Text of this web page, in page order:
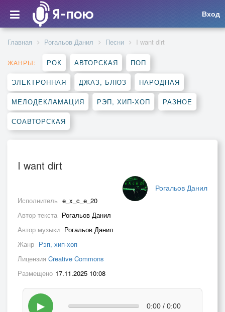
Вход
Главная Рогальов Данил Песни I want dirt
ЖАНРЫ: РОК АВТОРСКАЯ ПОП
ЭЛЕКТРОННАЯ ДЖАЗ, БЛЮЗ НАРОДНАЯ
МЕЛОДЕКЛАМАЦИЯ РЭП, ХИП-ХОП РАЗНОЕ
СОАВТОРСКАЯ
I want dirt
Рогальов Данил
Исполнитель e_x_c_e_20
Автор текста Рогальов Данил
Автор музыки Рогальов Данил
Жанр Рэп, хип-хоп
Лицензия Creative Commons
Размещено 17.11.2025 10:08
▶ 0:00 / 0:00